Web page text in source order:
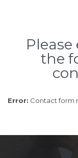
the
Error: Contact form